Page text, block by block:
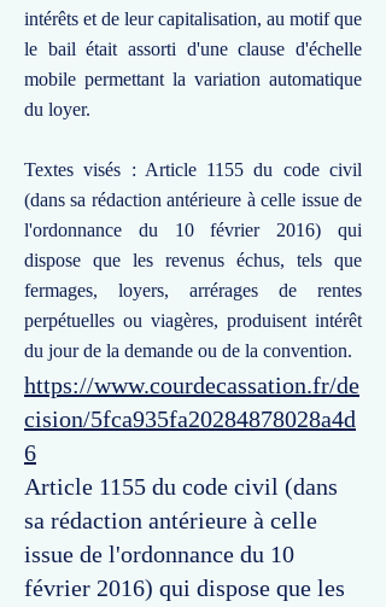
intérêts et de leur capitalisation, au motif que
le bail était assorti d'une clause d'échelle
mobile permettant la variation automatique
du loyer.
Textes visés : Article 1155 du code civil
(dans sa rédaction antérieure à celle issue de
l'ordonnance du 10 février 2016) qui
dispose que les revenus échus, tels que
fermages, loyers, arrérages de rentes
perpétuelles ou viagères, produisent intérêt
du jour de la demande ou de la convention.
https://www.courdecassation.fr/de
cision/5fca935fa20284878028a4d
6
Article 1155 du code civil (dans
sa rédaction antérieure à celle
issue de l'ordonnance du 10
février 2016) qui dispose que les